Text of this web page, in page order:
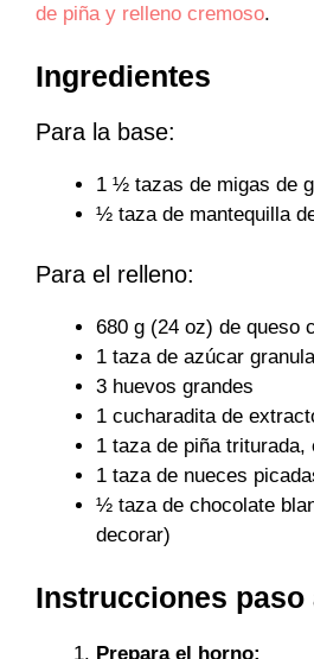
de piña y relleno cremoso.
Ingredientes
Para la base:
1 ½ tazas de migas de
½ taza de mantequilla
Para el relleno:
680 g (24 oz) de queso
1 taza de azúcar
3 huevos grandes
1 cucharadita de
1 taza de piña triturada,
1 taza de nueces
½ taza de chocolate
decorar)
Instrucciones paso
Prepara el horno: